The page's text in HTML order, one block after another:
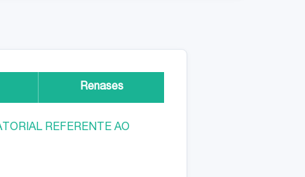
Renases
REFERENTE AO